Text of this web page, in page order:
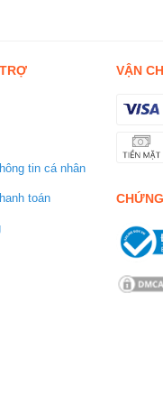
tin cá nhân
toán
VẬN